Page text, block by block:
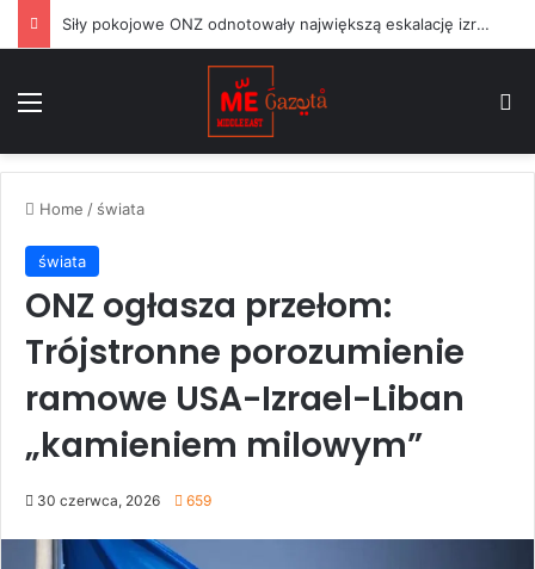
Siły pokojowe ONZ odnotowały największą eskalację izraelskich działań w Libanie od czasu zawieszenia broni w czerwcu
Home / świata
świata
ONZ ogłasza przełom:
Trójstronne porozumienie
ramowe USA-Izrael-Liban
„kamieniem milowym”
30 czerwca, 2026 659